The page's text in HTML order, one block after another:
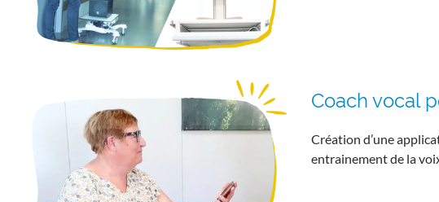
Coach vocal
Création d’une
entrainement de la